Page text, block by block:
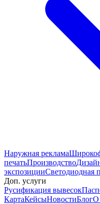
Наружная реклама
печатьПроизводство
экспозицииСветодиодная
Доп. услуги
Русификация вывесок
КартаКейсыНовостиБлогО